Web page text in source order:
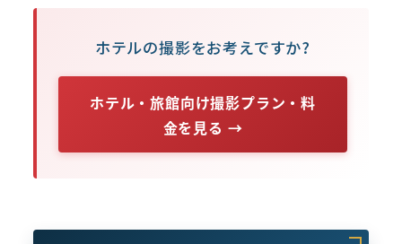
ホテルの撮影をお考えですか?
ホテル・旅館向け撮影プラン・料
金を見る →